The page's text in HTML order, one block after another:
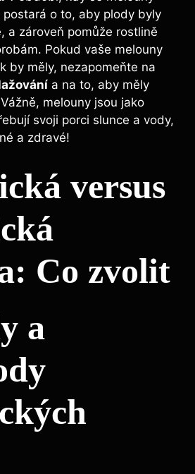
postará o to, aby ‍plody byly
a zároveň pomůže rostlině
Pokud vaše melouny
by měly, nezapomeňte na
a na to, aby měly
melouny ⁢jsou jako
svoji ⁢porci slunce a vody,
a zdravé!
versus
Co⁢ zvolit
a